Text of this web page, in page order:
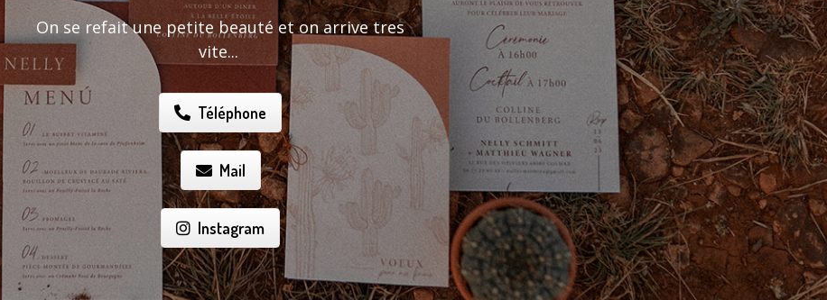
On se refait une petite beauté et on arrive tres
vite...
Téléphone
Mail
Instagram